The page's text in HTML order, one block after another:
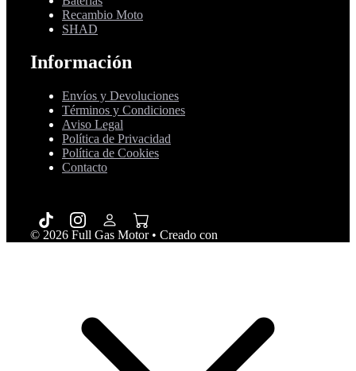
Recambio Moto
SHAD
Información
Envíos y Devoluciones
Términos y Condiciones
Aviso Legal
Política de Privacidad
Política de Cookies
Contacto
© 2026 Full Gas Motor• Creado con